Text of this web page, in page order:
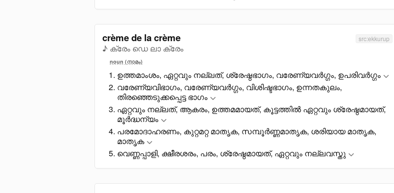
crème de la crème
♪ ക്രേം ഡെ ലാ ക്രേം
src:ekkurup
noun (നാമം)
ഉത്തമാംശം, ഏറ്റവും നല്ലത്, ശ്രേഷ്ഠഭാഗം, വരേണ്യവർഗ്ഗം, ഉപരിവർഗ്ഗം
വരേണ്യവിഭാഗം, വരേണ്യവർഗ്ഗം, വിശിഷ്ടഭാഗം, ഉന്നതകുലം,
തിരഞ്ഞെടുക്കപ്പെട്ട ഭാഗം
ഏറ്റവും നല്ലത്, ആകരം, ഉത്തമമായത്, കൂട്ടത്തിൽ ഏറ്റവും ശ്രേഷ്ഠമായത്,
മൂർദ്ധന്യം
പരമോദാഹരണം, കുറ്റമറ്റ മാതൃക, സമ്പൂർണ്ണമാതൃക, ശരിയായ മാതൃക,
മാതൃക
വെണ്ണപ്പാളി, ക്ഷീരശരം, പരം, ശ്രേഷ്ഠമായത്, ഏറ്റവും നല്ലവസ്തു